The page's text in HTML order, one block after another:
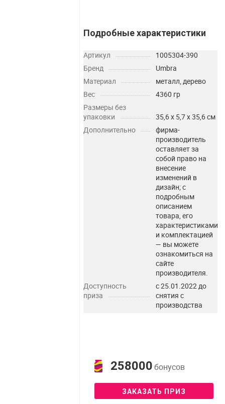
Подробные характеристики
Артикул
1005304-390
Бренд
Umbra
Материал
металл, дерево
Вес
4360 гр
Размеры без
упаковки
35,6 х 5,7 х 35,6 см
Дополнительно
фирма-
производитель
оставляет за
собой право на
внесение
изменений в
дизайн; с
подробным
описанием
товара, его
характеристиками
и комплектацией
— вы можете
ознакомиться на
сайте
производителя.
Доступность
приза
с 25.01.2022 до
снятия с
производства
258000бонусов
ЗАКАЗАТЬ ПРИЗ